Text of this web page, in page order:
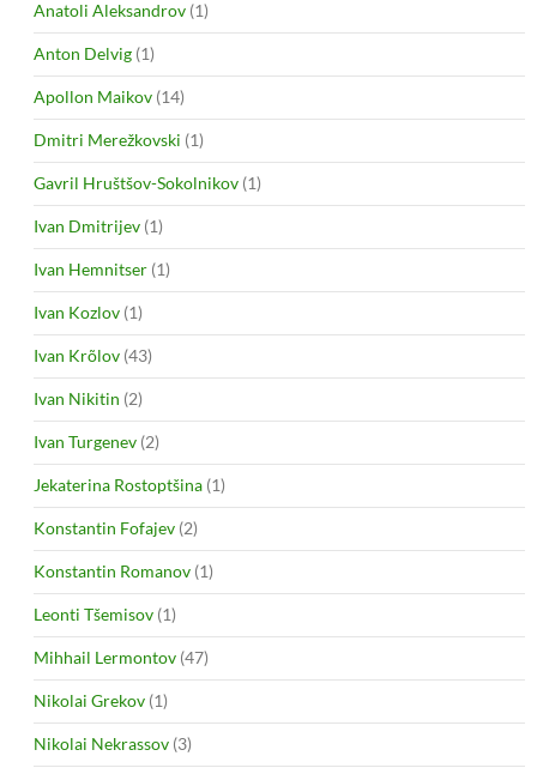
Anatoli Aleksandrov (1)
Anton Delvig (1)
Apollon Maikov (14)
Dmitri Merežkovski (1)
Gavril Hruštšov-Sokolnikov (1)
Ivan Dmitrijev (1)
Ivan Hemnitser (1)
Ivan Kozlov (1)
Ivan Krõlov (43)
Ivan Nikitin (2)
Ivan Turgenev (2)
Jekaterina Rostoptšina (1)
Konstantin Fofajev (2)
Konstantin Romanov (1)
Leonti Tšemisov (1)
Mihhail Lermontov (47)
Nikolai Grekov (1)
Nikolai Nekrassov (3)